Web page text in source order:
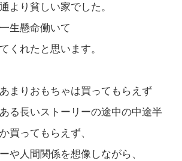
より貧しい家でした。
生懸命働いて
くれたと思います。
まりおもちゃは買ってもらえず
る長いストーリーの途中の中途半
買ってもらえず、
や人間関係を想像しながら、